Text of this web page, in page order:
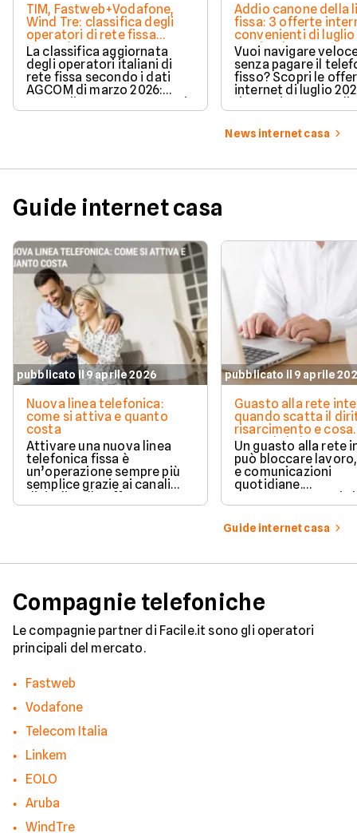
TIM, Fastweb+Vodafone,
Wind Tre: classifica degli
operatori di rete fissa
secondo AGCOM
La classifica aggiornata
degli operatori italiani di
rete fissa secondo i dati
AGCOM di marzo 2026:
quote di mercato, sorpassi
e new entry.
Addio canone della
fissa: 3 offerte
convenienti di luglio
partire da 19,95€
Vuoi navigare
senza pagare il
fisso? Scopri le
internet di luglio
risparmiare e
tariffa perfetta per
News internet casa
Guide internet casa
pubblicato il 9 aprile 2026
Nuova linea telefonica:
come si attiva e quanto
costa
Attivare una nuova linea
telefonica fissa è
un’operazione sempre più
semplice grazie ai canali
digitali e alle offerte
integrate con internet casa.
pubblicato il 9 aprile
Guasto alla rete
quando scatta il
risarcimento e cosa
prevede la legge
Un guasto alla rete
può bloccare
e comunicazioni
quotidiane.
Fortunatamente, la
prevede strumenti
per ottenere un
risarcimento in
Guide internet casa
Compagnie telefoniche
Le compagnie partner di Facile.it sono gli operatori
principali del mercato.
Fastweb
Vodafone
Telecom Italia
Linkem
EOLO
Aruba
WindTre